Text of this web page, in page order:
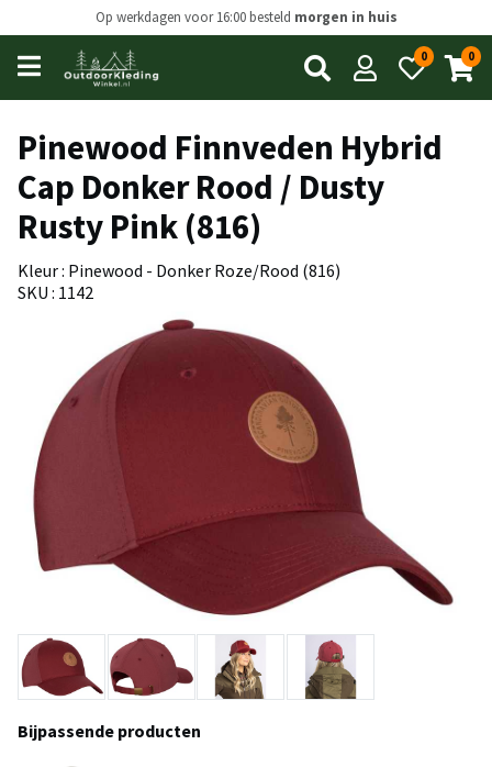
Op werkdagen voor 16:00 besteld morgen in huis
Open
main
menu
0 0
Pinewood Finnveden Hybrid
Cap Donker Rood / Dusty
Rusty Pink (816)
Kleur : Pinewood - Donker Roze/Rood (816)
SKU : 1142
Bijpassende producten